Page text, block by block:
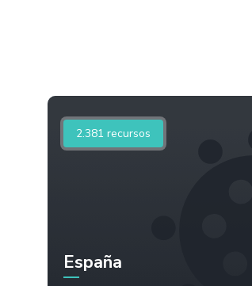
2.381 recursos
España